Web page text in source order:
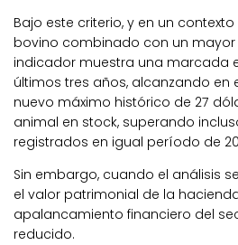
Bajo este criterio, y en un
bovino combinado con un mayor
indicador muestra una marcada
últimos tres años, alcanzando en
nuevo máximo histórico de 27
animal en stock, superando
registrados en igual período de
Sin embargo, cuando el análisis
el valor patrimonial de la
apalancamiento financiero del
reducido.